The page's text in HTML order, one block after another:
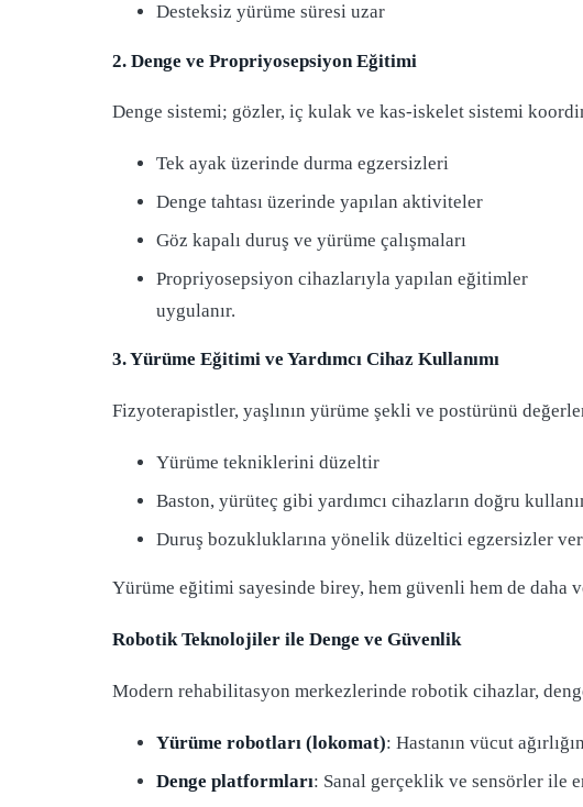
Desteksiz yürüme süresi uzar
2. Denge ve Propriyosepsiyon Eğitimi
Denge sistemi; gözler, iç kulak ve kas-iskelet sistemi
Tek ayak üzerinde durma egzersizleri
Denge tahtası üzerinde yapılan aktiviteler
Göz kapalı duruş ve yürüme çalışmaları
Propriyosepsiyon cihazlarıyla yapılan eğitimler
uygulanır.
3. Yürüme Eğitimi ve Yardımcı Cihaz Kullanımı
Fizyoterapistler, yaşlının yürüme şekli ve postürünü
Yürüme tekniklerini düzeltir
Baston, yürüteç gibi yardımcı cihazların doğru
Duruş bozukluklarına yönelik düzeltici egzersizler
Yürüme eğitimi sayesinde birey, hem güvenli hem de daha
Robotik Teknolojiler ile Denge ve Güvenlik
Modern rehabilitasyon merkezlerinde robotik cihazlar,
Yürüme robotları (lokomat): Hastanın vücut
Denge platformları: Sanal gerçeklik ve sensörler ile